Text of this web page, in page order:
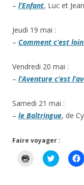
– l’Enfant, Luc et
Jeudi 19 mai :
– Comment c’est loin
Vendredi 20 mai :
– l’Aventure c’est
Samedi 21 mai :
– le Baltringue, de
Faire voyager :
C
l
C
l